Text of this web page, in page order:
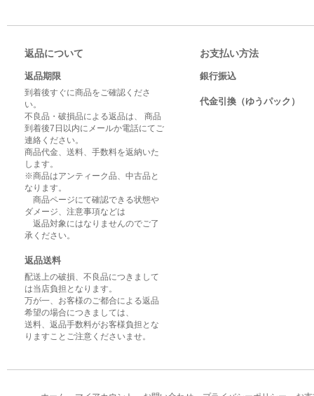
返品について
返品期限
到着後すぐに商品をご確認くださ
い。
不良品・破損品による返品は、 商品
到着後7日以内にメールか電話にてご
連絡ください。
商品代金、送料、手数料を返納いた
します。
※商品はアンティーク品、中古品と
なります。
商品ページにて確認できる状態や
ダメージ、注意事項などは
返品対象にはなりませんのでご了
承ください。
返品送料
配送上の破損、不良品につきまして
は当店負担となります。
万が一、お客様のご都合による返品
希望の場合につきましては、
送料、返品手数料がお客様負担とな
りますことご注意くださいませ。
お支払い方法
銀行振込
代金引換（ゆうパック）